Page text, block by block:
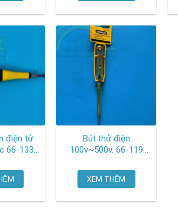
điện tử
Bút thử điện
100v~500v. 66-119
XEM THÊM